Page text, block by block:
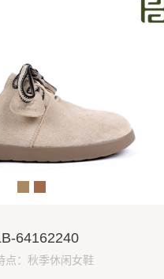
64162240
点：秋季休闲女鞋